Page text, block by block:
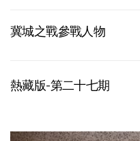
冀城之戰參戰人物
熱藏版-第二十七期